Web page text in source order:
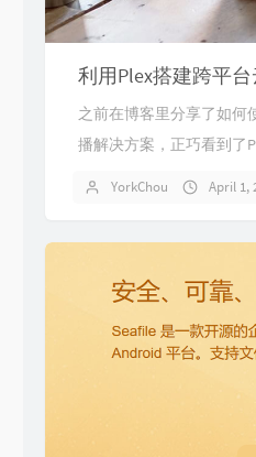
利用Plex搭建跨平
之前在博客里分享了如何
播解决方案，正巧看到了
YorkChou April 1,